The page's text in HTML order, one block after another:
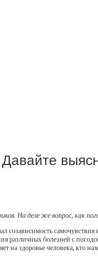
На деле же вопрос, как
созависимость самочувствия
различных болезней с
на здоровье человека,